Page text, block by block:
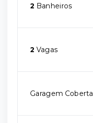
2 Banheiros
2 Vagas
Garagem Coberta